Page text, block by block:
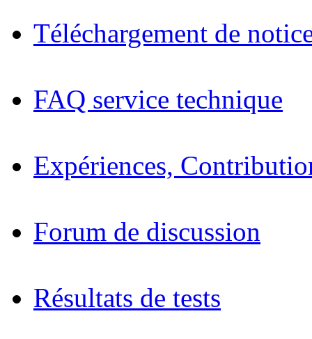
Téléchargement de
FAQ service technique
Expériences,
Forum de discussion
Résultats de tests